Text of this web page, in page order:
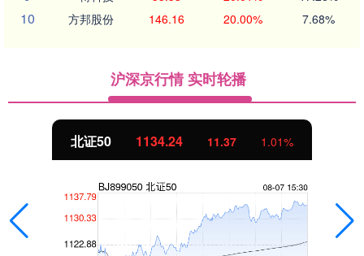
10 方邦股份 146.16 20.00% 7.68%
沪深京行情 实时轮播
北证50 1134.24 11.37 1.01%